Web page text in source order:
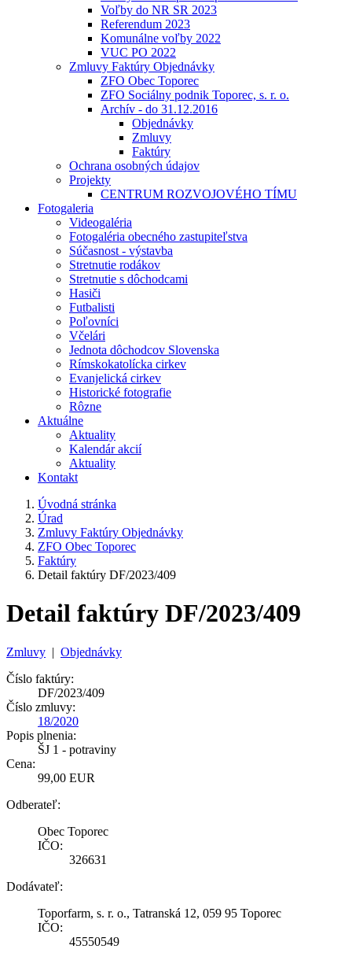
Voľby do NR SR 2023
Referendum 2023
Komunálne voľby 2022
VUC PO 2022
Zmluvy Faktúry Objednávky
ZFO Obec Toporec
ZFO Sociálny podnik Toporec, s. r. o.
Archív - do 31.12.2016
Objednávky
Zmluvy
Faktúry
Ochrana osobných údajov
Projekty
CENTRUM ROZVOJOVÉHO TÍMU
Fotogaleria
Videogaléria
Fotogaléria obecného zastupiteľstva
Súčasnost - výstavba
Stretnutie rodákov
Stretnutie s dôchodcami
Hasiči
Futbalisti
Poľovníci
Včelári
Jednota dôchodcov Slovenska
Rímskokatolícka cirkev
Evanjelická cirkev
Historické fotografie
Rôzne
Aktuálne
Aktuality
Kalendár akcií
Aktuality
Kontakt
Úvodná stránka
Úrad
Zmluvy Faktúry Objednávky
ZFO Obec Toporec
Faktúry
Detail faktúry DF/2023/409
Detail faktúry DF/2023/409
Zmluvy | Objednávky
Číslo faktúry:
DF/2023/409
Číslo zmluvy:
18/2020
Popis plnenia:
ŠJ 1 - potraviny
Cena:
99,00 EUR
Odberateľ:
Obec Toporec
IČO:
326631
Dodávateľ:
Toporfarm, s. r. o., Tatranská 12, 059 95 Toporec
IČO:
45550549